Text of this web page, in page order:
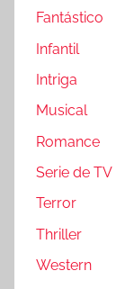
Fantástico
Infantil
Intriga
Musical
Romance
Serie de TV
Terror
Thriller
Western